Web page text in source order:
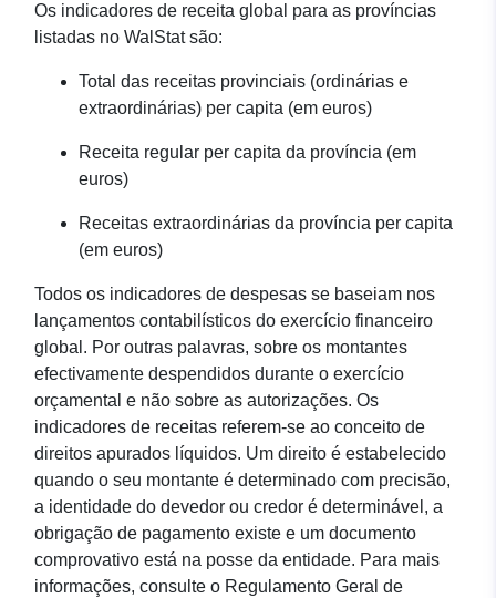
Os indicadores de receita global para as províncias
listadas no WalStat são:
Total das receitas provinciais (ordinárias e
extraordinárias) per capita (em euros)
Receita regular per capita da província (em
euros)
Receitas extraordinárias da província per capita
(em euros)
Todos os indicadores de despesas se baseiam nos
lançamentos contabilísticos do exercício financeiro
global. Por outras palavras, sobre os montantes
efectivamente despendidos durante o exercício
orçamental e não sobre as autorizações. Os
indicadores de receitas referem-se ao conceito de
direitos apurados líquidos. Um direito é estabelecido
quando o seu montante é determinado com precisão,
a identidade do devedor ou credor é determinável, a
obrigação de pagamento existe e um documento
comprovativo está na posse da entidade. Para mais
informações, consulte o Regulamento Geral de